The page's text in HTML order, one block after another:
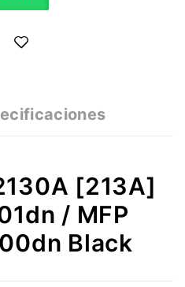
[213A]
/ MFP
Black